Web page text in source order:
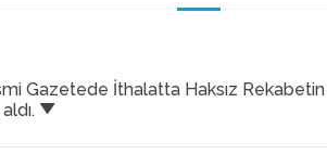
Gazetede İthalatta Haksız